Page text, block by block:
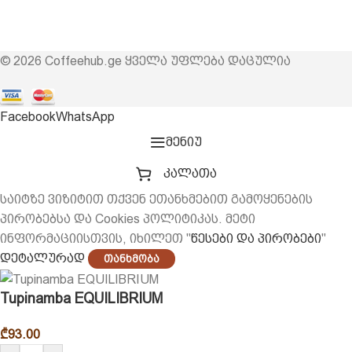
© 2026 Coffeehub.ge ყველა უფლება დაცულია
FacebookWhatsApp
მენიუ
კალათა
საიტზე ვიზიტით თქვენ ეთანხმებით გამოყენების
პირობებსა და Cookies პოლიტიკას. მეტი
ინფორმაციისთვის, იხილეთ "წესები და პირობები"
დეტალურად
Თანხმობა
Tupinamba EQUILIBRIUM
₾93.00